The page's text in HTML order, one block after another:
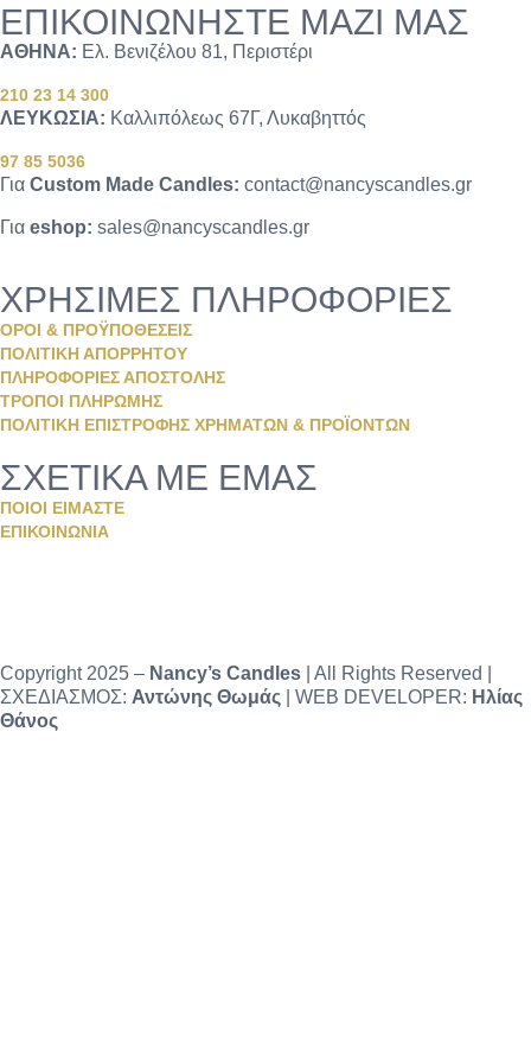
ΕΠΙΚΟΙΝΩΝΗΣΤΕ ΜΑΖΙ ΜΑΣ
ΑΘΗΝΑ: Ελ. Βενιζέλου 81, Περιστέρι
210 23 14 300
ΛΕΥΚΩΣΙΑ: Καλλιπόλεως 67Γ, Λυκαβηττός
97 85 5036
Για Custom Made Candles: contact@nancyscandles.gr
Για eshop: sales@nancyscandles.gr
ΧΡΗΣΙΜΕΣ ΠΛΗΡΟΦΟΡΙΕΣ
ΟΡΟΙ & ΠΡΟΫΠΟΘΕΣΕΙΣ
ΠΟΛΙΤΙΚΗ ΑΠΟΡΡΗΤΟΥ
ΠΛΗΡΟΦΟΡΙΕΣ ΑΠΟΣΤΟΛΗΣ
ΤΡΟΠΟΙ ΠΛΗΡΩΜΗΣ
ΠΟΛΙΤΙΚΗ ΕΠΙΣΤΡΟΦΗΣ ΧΡΗΜΑΤΩΝ & ΠΡΟΪΟΝΤΩΝ
ΣΧΕΤΙΚΑ ΜΕ ΕΜΑΣ
ΠΟΙΟΙ ΕΙΜΑΣΤΕ
ΕΠΙΚΟΙΝΩΝΙΑ
Copyright 2025 – Nancy’s Candles | All Rights Reserved |
ΣΧΕΔΙΑΣΜΟΣ: Αντώνης Θωμάς | WEB DEVELOPER: Ηλίας
Θάνος